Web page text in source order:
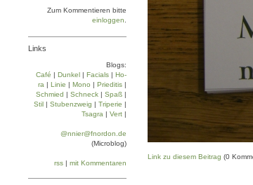
Link zu diesem Beitrag (0
Zum Kommentieren bitte
einloggen
Links
Blogs:
Café | Dun­kel | Facials | Ho­
ra | Linie | Mo­no | Prie­di­tis |
Schmied | Schneck | Spaß |
Stil | Stu­ben­zweig | Tri­pe­rie |
Tsa­gra | Vert |
@nnier@fnordon.de
(Microblog)
rss | mit Kommentaren